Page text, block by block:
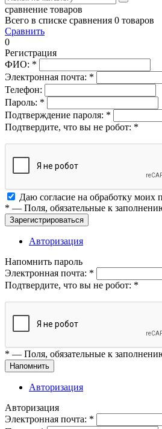
сравнение товаров
Всего в списке сравнения 0 товаров
Сравнить
0
Регистрация
ФИО: *
Электронная почта: *
Телефон:
Пароль: *
Подтверждение пароля: *
Подтвердите, что вы не робот: *
Даю согласие на обработку моих
* — Поля, обязательные к
Зарегистрироваться
Авторизация
Напомнить пароль
Электронная почта: *
Подтвердите, что вы не робот: *
* — Поля, обязательные к
Напомнить
Авторизация
Авторизация
Электронная почта: *